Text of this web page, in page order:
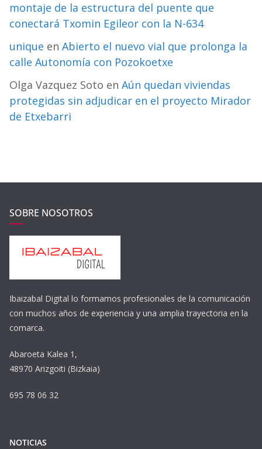
montaje de la estructura del puente que
conectará Txomin Egileor con la N-634
unique en Abierto el nuevo vial que prolonga la
calle Autonomía con Pozokoetxe
Olga Vazquez Soto en Aún quedan viviendas
protegidas sin adjudicar en el proyecto Mirador
de Etxebarri
SOBRE NOSOTROS
Ibaizabal Digital lo formamos profesionales de la comunicación
con muchos años de experiencia y una amplia trayectoria en la
comarca.
Abaroeta Kalea 1,
48970 Arizgoiti (Bizkaia)
695 78 06 32
NOTICIAS